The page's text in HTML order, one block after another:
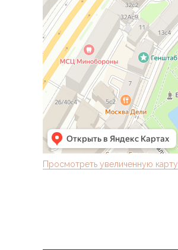
Просмотреть увеличенную карту